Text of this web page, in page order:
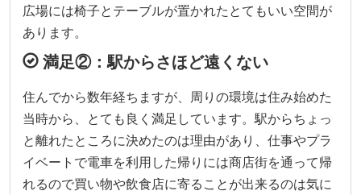
広場には椅子とテーブルが置かれたとてもいい空間が
あります。
満足②：駅からさほど遠くない
住んでから数年経ちますが、周りの環境は住み始めた
当時から、とても良く満足しています。駅からちょっ
と離れたところに決めたのは理由があり、仕事やプラ
イベートで電車を利用した帰りには商店街を通って帰
れるので買い物や飲食店に寄ることが出来るのは気に